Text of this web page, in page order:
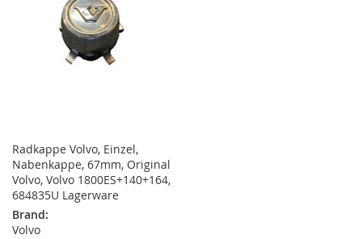
Radkappe Volvo, Einzel,
Nabenkappe, 67mm, Original
Volvo, Volvo 1800ES+140+164,
684835U Lagerware
Brand:
Volvo